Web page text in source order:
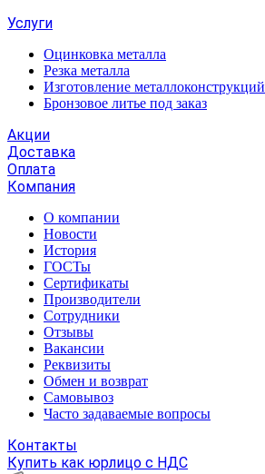
Услуги
Оцинковка металла
Резка металла
Изготовление металлоконструкций
Бронзовое литье под заказ
Акции
Доставка
Оплата
Компания
О компании
Новости
История
ГОСТы
Сертификаты
Производители
Сотрудники
Отзывы
Вакансии
Реквизиты
Обмен и возврат
Самовывоз
Часто задаваемые вопросы
Контакты
Купить как юрлицо с НДС